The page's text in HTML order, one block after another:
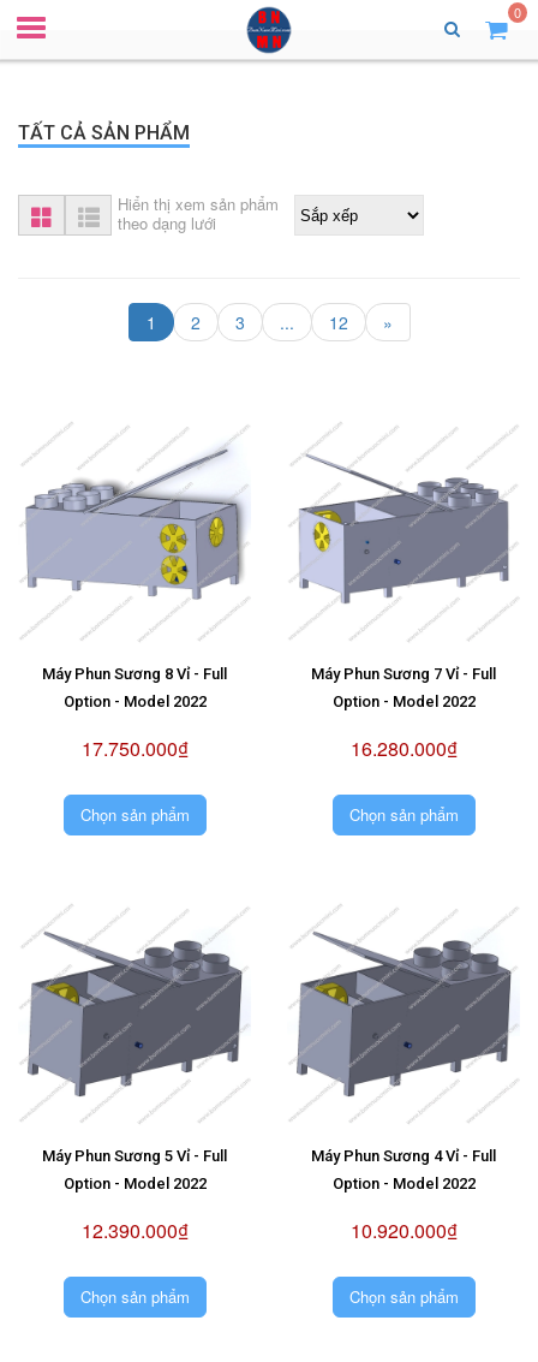
0
TẤT CẢ SẢN PHẨM
Hiển thị xem sản phẩm
theo dạng lưới
1 2 3 ... 12 »
Máy Phun Sương 8 Vỉ - Full
Option - Model 2022
17.750.000₫
Chọn sản phẩm
Máy Phun Sương 7 Vỉ - Full
Option - Model 2022
16.280.000₫
Chọn sản phẩm
Máy Phun Sương 5 Vỉ - Full
Option - Model 2022
12.390.000₫
Chọn sản phẩm
Máy Phun Sương 4 Vỉ - Full
Option - Model 2022
10.920.000₫
Chọn sản phẩm